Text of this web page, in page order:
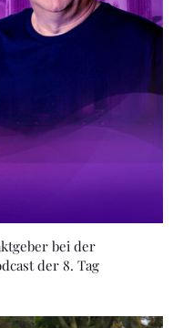
bei der
der 8. Tag